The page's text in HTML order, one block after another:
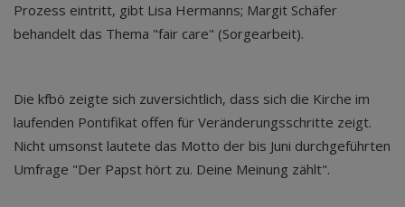
Prozess eintritt, gibt Lisa Hermanns; Margit Schäfer
behandelt das Thema "fair care" (Sorgearbeit).
Die kfbö zeigte sich zuversichtlich, dass sich die Kirche im
laufenden Pontifikat offen für Veränderungsschritte zeigt.
Nicht umsonst lautete das Motto der bis Juni durchgeführten
Umfrage "Der Papst hört zu. Deine Meinung zählt".